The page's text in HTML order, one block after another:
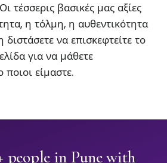
τέσσερις βασικές μας αξίες
η τόλμη, η αυθεντικότητα
να επισκεφτείτε το
για να μάθετε
ποιοι είμαστε.
people in Pune with